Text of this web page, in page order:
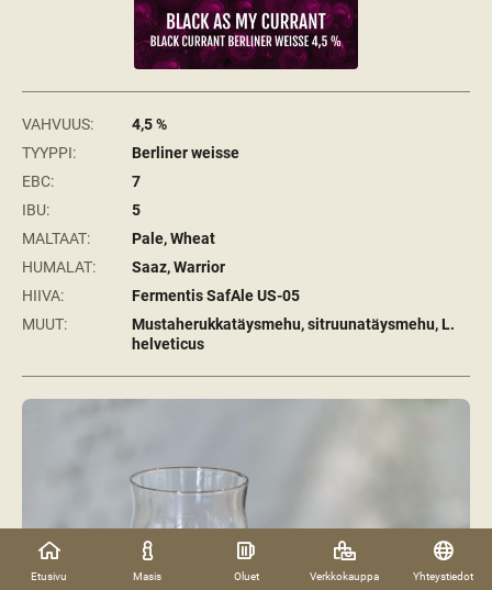
Etusivu Masis Oluet Verkkokauppa Yhteystiedot
VAHVUUS:
4,5 %
TYYPPI:
Berliner weisse
EBC:
7
IBU:
5
MALTAAT:
Pale, Wheat
HUMALAT:
Saaz, Warrior
HIIVA:
Fermentis SafAle US-05
MUUT:
Mustaherukkatäysmehu, sitruunatäysmehu, L.
helveticus